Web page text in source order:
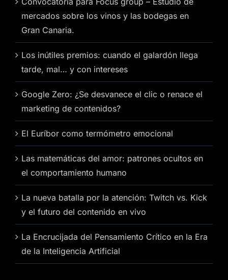
mercados sobre los vinos y las bodegas en
Gran Canaria.
Los inútiles premios: cuando el galardón llega
tarde, mal… y con intereses
Google Zero: ¿Se desvanece el clic o renace el
marketing de contenidos?
El Euríbor como termómetro emocional
Las matemáticas del amor: patrones ocultos en
el comportamiento humano
La nueva batalla por la atención: Twitch vs. Kick
y el futuro del contenido en vivo
La Encrucijada del Pensamiento Crítico en la Era
de la Inteligencia Artificial